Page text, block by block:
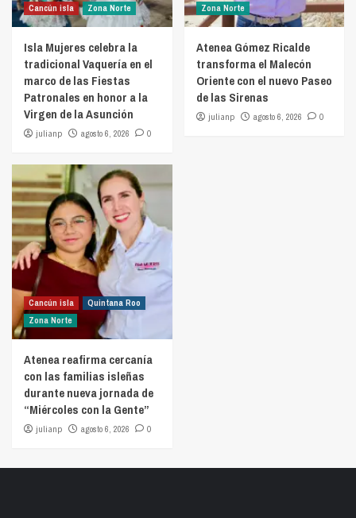
Cancún isla Zona Norte
Isla Mujeres celebra la
tradicional Vaquería en el
marco de las Fiestas
Patronales en honor a la
Virgen de la Asunción
julianp agosto 6, 2026 0
Zona Norte
Atenea Gómez Ricalde
transforma el Malecón
Oriente con el nuevo Paseo
de las Sirenas
julianp agosto 6, 2026 0
Cancún isla
Quintana Roo
Zona Norte
Atenea reafirma cercanía
con las familias isleñas
durante nueva jornada de
“Miércoles con la Gente”
julianp agosto 6, 2026 0